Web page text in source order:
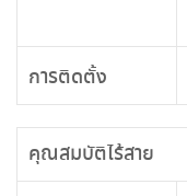
การติดตั้ง
คุณสมบัติไร้สาย